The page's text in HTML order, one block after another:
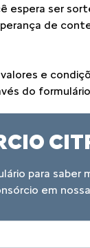
espera ser
de
valores e
do
para saber
em